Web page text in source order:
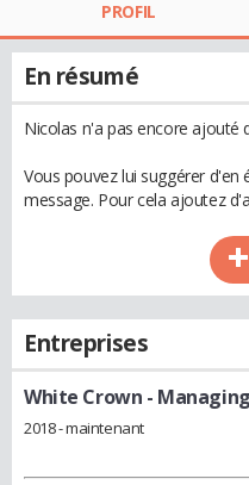
PROFIL
En résumé
Nicolas n'a pas encore ajouté
Vous pouvez lui suggérer d'en
message. Pour cela ajoutez
Entreprises
White Crown -
2018 - maintenant